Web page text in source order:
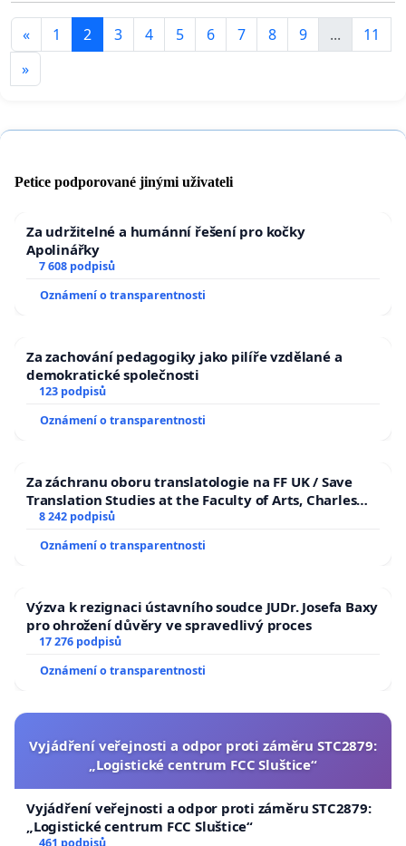
« 1 2 3 4 5 6 7 8 9 ...
11
»
Petice podporované jinými uživateli
Za udržitelné a humánní řešení pro kočky
Apolinářky
7 608 podpisů
Oznámení o transparentnosti
Za zachování pedagogiky jako pilíře vzdělané a
demokratické společnosti
123 podpisů
Oznámení o transparentnosti
Za záchranu oboru translatologie na FF UK / Save
Translation Studies at the Faculty of Arts, Charles
University
8 242 podpisů
Oznámení o transparentnosti
Výzva k rezignaci ústavního soudce JUDr. Josefa Baxy
pro ohrožení důvěry ve spravedlivý proces
17 276 podpisů
Oznámení o transparentnosti
Vyjádření veřejnosti a odpor proti záměru STC2879:
„Logistické centrum FCC Sluštice“
Vyjádření veřejnosti a odpor proti záměru STC2879:
„Logistické centrum FCC Sluštice“